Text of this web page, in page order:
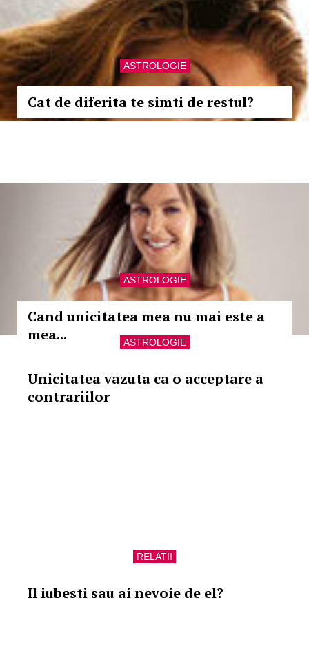
ASTROLOGIE
Cat de diferita te simti de restul?
ASTROLOGIE
Cand unicitatea mea nu mai este a
mea...
ASTROLOGIE
Unicitatea vazuta ca o acceptare a
contrariilor
RELATII
Il iubesti sau ai nevoie de el?